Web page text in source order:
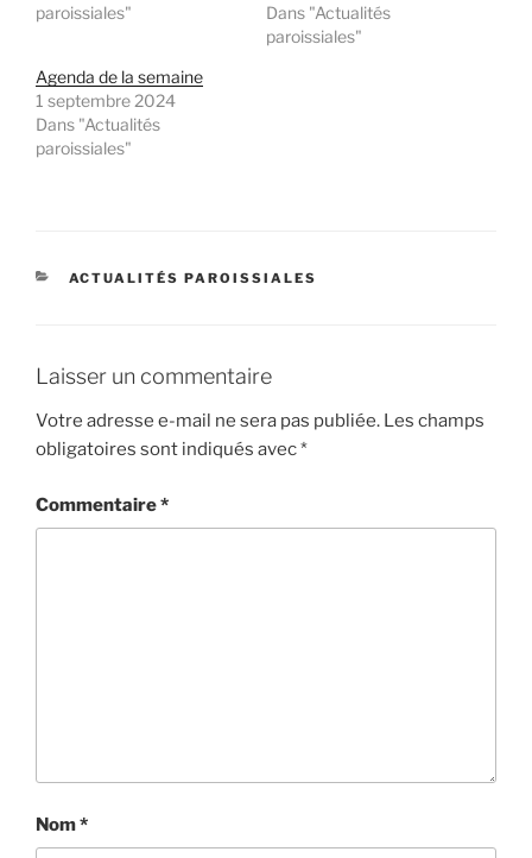
paroissiales"
Dans "Actualités
paroissiales"
Agenda de la semaine
1 septembre 2024
Dans "Actualités
paroissiales"
CATÉGORIES
ACTUALITÉS PAROISSIALES
Laisser un commentaire
Votre adresse e-mail ne sera pas publiée. Les champs
obligatoires sont indiqués avec*
Commentaire*
Nom*